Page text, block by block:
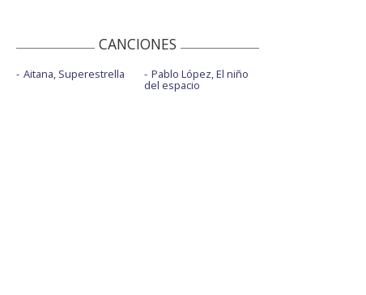
CANCIONES
Aitana, Superestrella Pablo López, El niño
del espacio